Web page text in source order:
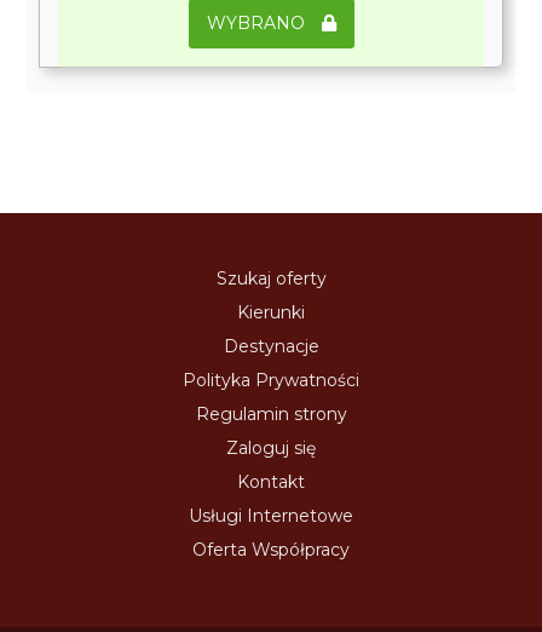
WYBRANO
Szukaj oferty
Kierunki
Destynacje
Polityka Prywatności
Regulamin strony
Zaloguj się
Kontakt
Usługi Internetowe
Oferta Współpracy